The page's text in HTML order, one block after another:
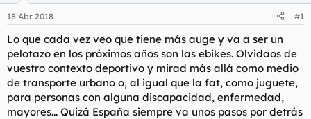
d
o
d
e
l
t
e
e
c
i
o
18 Abr 2018 #1
Lo que cada vez veo que tiene más auge y va a ser un
pelotazo en los próximos años son las ebikes. Olvidaos de
vuestro contexto deportivo y mirad más allá como medio
de transporte urbano o, al igual que la fat, como juguete,
para personas con alguna discapacidad, enfermedad,
mayores... Quizá España siempre va unos pasos por detrás